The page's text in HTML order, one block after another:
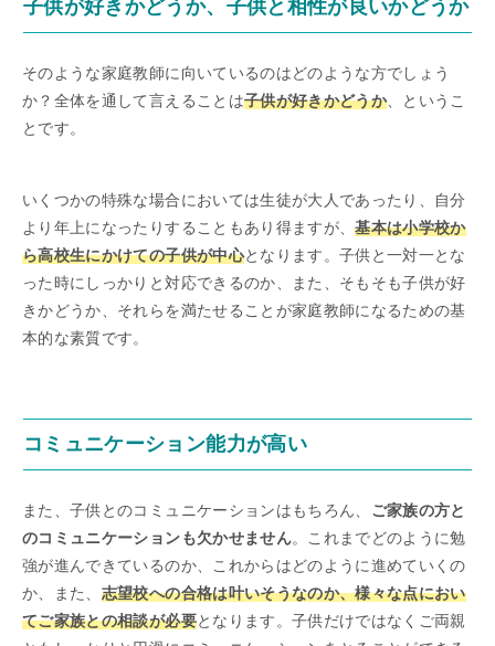
子供が好きかどうか、子供と相性が良いかどうか
そのような家庭教師に向いているのはどのような方でしょう
か？全体を通して言えることは子供が好きかどうか、というこ
とです。
いくつかの特殊な場合においては生徒が大人であったり、自分
より年上になったりすることもあり得ますが、基本は小学校か
ら高校生にかけての子供が中心となります。子供と一対一とな
った時にしっかりと対応できるのか、また、そもそも子供が好
きかどうか、それらを満たせることが家庭教師になるための基
本的な素質です。
コミュニケーション能力が高い
また、子供とのコミュニケーションはもちろん、 ご家族の方と
のコミュニケーションも欠かせません。これまでどのように勉
強が進んできているのか、これからはどのように進めていくの
か、また、 志望校への合格は叶いそうなのか、様々な点におい
てご家族との相談が必要となります。子供だけではなくご両親